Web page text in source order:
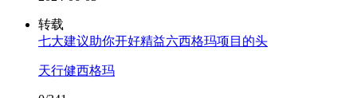
转载
七大建议助你开好精益六西格玛项目的头
天行健西格玛